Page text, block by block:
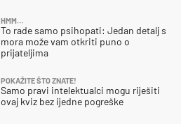
HMM…
To rade samo psihopati: Jedan detalj s
mora može vam otkriti puno o
prijateljima
POKAŽITE ŠTO ZNATE!
Samo pravi intelektualci mogu riješiti
ovaj kviz bez ijedne pogreške